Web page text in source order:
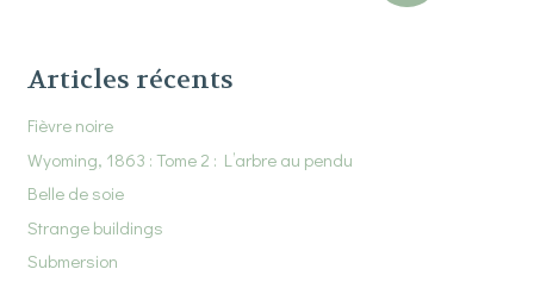
Articles récents
Fièvre noire
Wyoming, 1863 : Tome 2 : L’arbre au pendu
Belle de soie
Strange buildings
Submersion